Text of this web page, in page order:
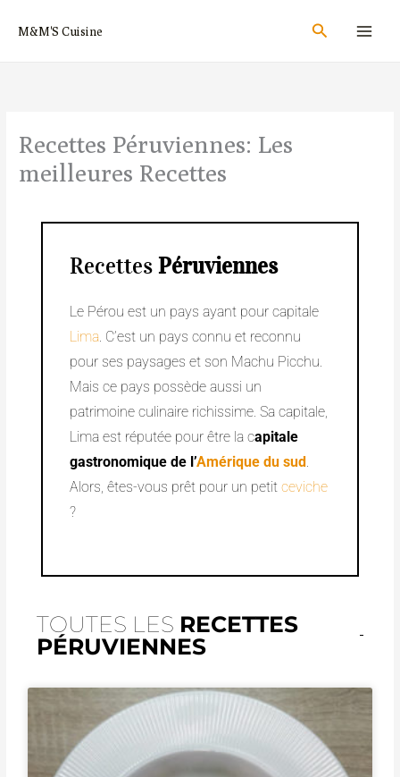
M&M'S Cuisine Rechercher
Recettes Péruviennes​​​​: Les
meilleures Recettes
RecettesPéruviennes
Le Pérou est un pays ayant pour capitale
Lima. C’est un pays connu et reconnu
pour ses paysages et son Machu Picchu.
Mais ce pays possède aussi un
patrimoine culinaire richissime. Sa capitale,
Lima est réputée pour être la capitale
gastronomique de l’Amérique du sud.
Alors, êtes-vous prêt pour un petitceviche
?
TOUTES LES RECETTES
PÉRUVIENNES